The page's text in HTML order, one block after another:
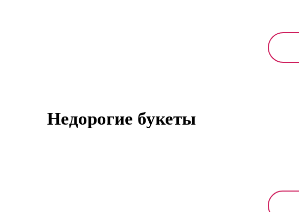
Недорогие букеты